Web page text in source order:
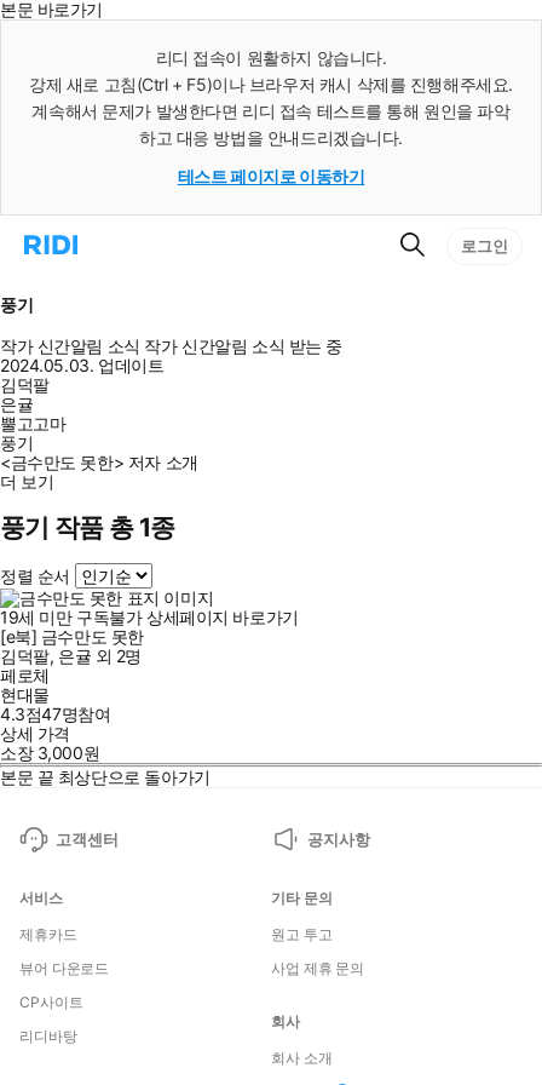
본문 바로가기
리디 접속이 원활하지 않습니다.
강제 새로 고침(Ctrl + F5)이나 브라우저 캐시 삭제를 진행해주세요.
계속해서 문제가 발생한다면 리디 접속 테스트를 통해 원인을 파악
하고 대응 방법을 안내드리겠습니다.
테스트 페이지로 이동하기
리
으
로
이
동
검
로그인
풍기
작가 신간알림 소식 작가 신간알림 소식 받는 중
2024.05.03. 업데이트
김덕팔
은귤
뿔고고마
풍기
<금수만도 못한> 저자 소개
더 보기
풍기 작품 총 1종
정렬 순서
19세 미만 구독불가 상세페이지 바로가기
[e북] 금수만도 못한
김덕팔, 은귤 외 2명
페로체
현대물
4.3점47명참여
상세 가격
소장 3,000원
본문 끝 최상단으로 돌아가기
고객센터 공지사항
서비스
제휴카드
뷰어 다운로드
CP사이트
리디바탕
기타 문의
원고 투고
사업 제휴 문의
회사
회사 소개